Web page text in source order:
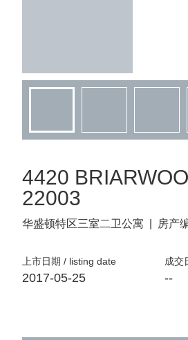
4420
22003
华盛顿特区三室二卫公寓 房产
上市日期 / listing date
2017-05-25
成交
--